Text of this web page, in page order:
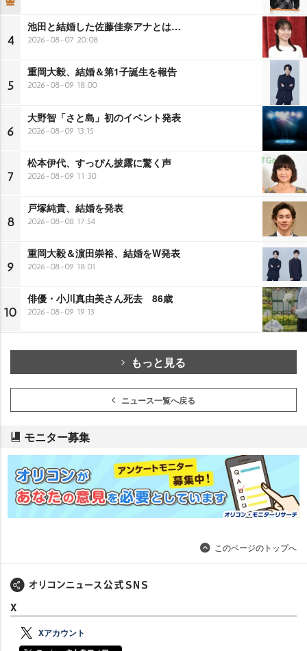
4
池田と結婚した佐藤佳奈アナとは…
2026-08-07 20:08
5
重岡大毅、結婚＆第1子誕生を報告
2026-08-09 18:00
6
大野智「さと島」初のイベント発表
2026-08-09 13:15
7
松本伊代、すっぴん披露に驚く声
2026-08-09 11:30
8
戸塚純貴、結婚を発表
2026-08-08 17:54
9
重岡大毅＆濵田崇裕、結婚をW発表
2026-08-09 18:01
10
俳優・小川真由美さん死去 86歳
2026-08-09 19:13
もっと見る
ニュース一覧へ戻る
モニター募集
このページのトップへ
X
Xアカウント